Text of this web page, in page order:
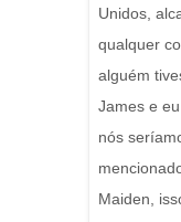
Unidos,
qualquer
alguém
James e
nós
Maiden,